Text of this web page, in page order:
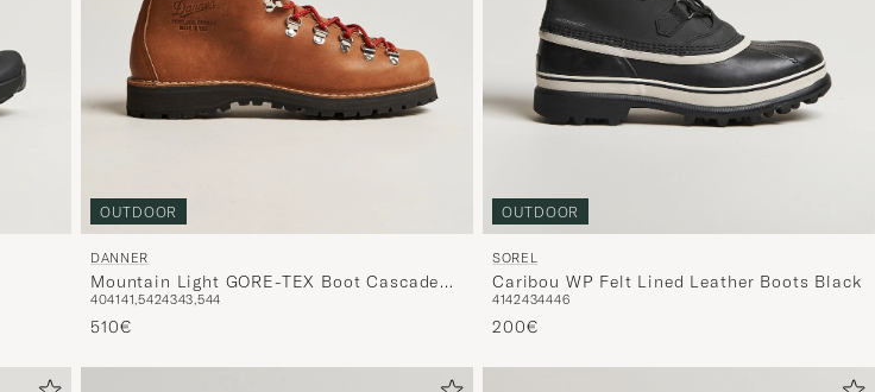
OUTDOOR
DANNER
Mountain Light GORE-TEX Boot Cascade
Clovis
404141,5424343,544
510€
OUTDOOR
SOREL
Caribou WP Felt Lined Leather Boots Black
4142434446
200€